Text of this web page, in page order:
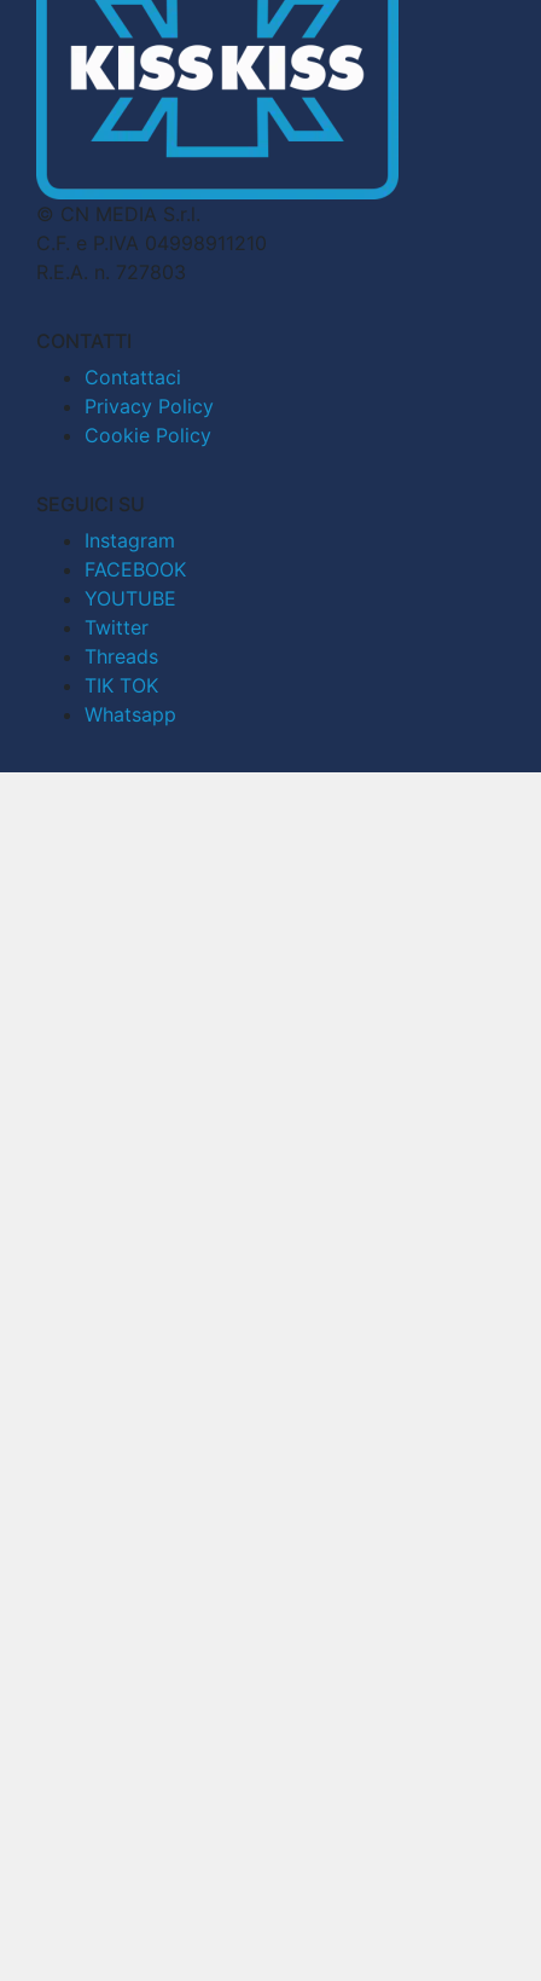
© CN MEDIA S.r.l.
C.F. e P.IVA 04998911210
R.E.A. n. 727803
CONTATTI
Contattaci
Privacy Policy
Cookie Policy
SEGUICI SU
Instagram
FACEBOOK
YOUTUBE
Twitter
Threads
TIK TOK
Whatsapp